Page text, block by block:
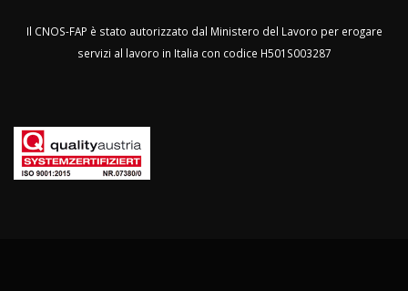
Il CNOS-FAP è stato autorizzato dal Ministero del Lavoro per erogare
servizi al lavoro in Italia con codice H501S003287